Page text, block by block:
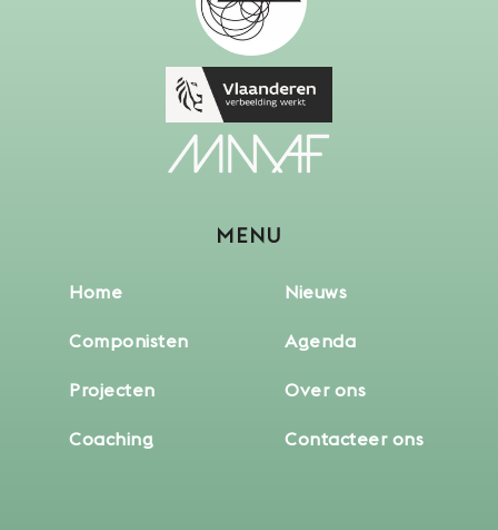
MENU
Home
Componisten
Projecten
Coaching
Nieuws
Agenda
Over ons
Contacteer ons